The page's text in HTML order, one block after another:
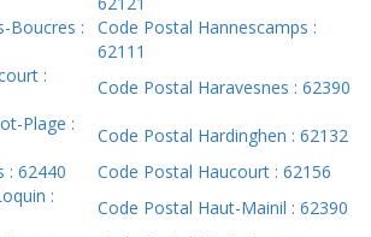
Boucres :
Code Postal Hannescamps :
62111
:
Code Postal Haravesnes : 62390
Plage :
Code Postal Hardinghen : 62132
: 62440
Code Postal Haucourt : 62156
:
Code Postal Haut-Mainil : 62390